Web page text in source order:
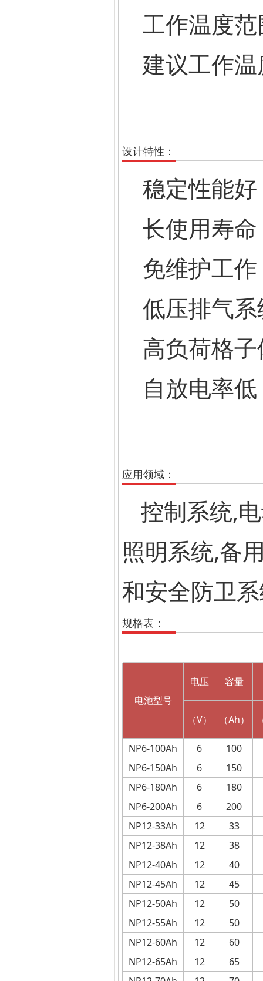
工作温度
建议工作
设计特性：
稳定性能
长使用寿命
免维护工作
低压排气
高负荷格
自放电率低
应用领域：
控制系统,
照明系统,备
和安全防卫
规格表：
电池型号
电压 容量
（V） （Ah）
NP6-100Ah 6
100
NP6-150Ah
6
150
NP6-180Ah
6
180
NP6-200Ah
6
200
NP12-33Ah
12
33
NP12-38Ah
12
38
NP12-40Ah
12
40
NP12-45Ah
12
45
NP12-50Ah
12
50
NP12-55Ah
12
50
NP12-60Ah
12
60
NP12-65Ah
12
65